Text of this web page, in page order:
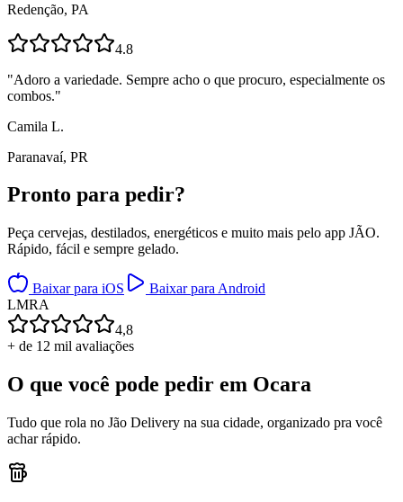
Redenção, PA
4.8
"Adoro a variedade. Sempre acho o que procuro, especialmente os
combos."
Camila L.
Paranavaí, PR
Pronto para pedir?
Peça cervejas, destilados, energéticos e muito mais pelo app JÃO.
Rápido, fácil e sempre gelado.
Baixar para iOS
Baixar para Android
LMRA
4,8
+ de 12 mil avaliações
O que você pode pedir em Ocara
Tudo que rola no Jão Delivery na sua cidade, organizado pra você
achar rápido.